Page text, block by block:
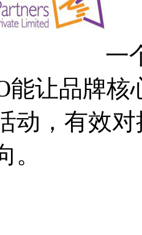
一
能让品牌
动，有效
。